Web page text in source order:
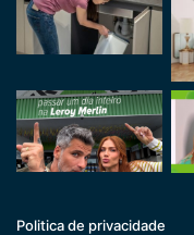
Politica de privacidade